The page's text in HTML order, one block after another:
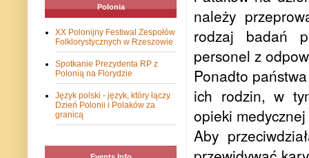
należy
rodzaj badań
personel z
Ponadto
ich rodzin, w
opieki
Aby
Polonia
XX Polonijny Festiwal Zespołów
Folklorystycznych w Rzeszowie
Spotkanie Prezydenta RP z
Polonią na Florydzie
Język polski - język, który łączy.
Dzień Polonii i Polaków za
granicą